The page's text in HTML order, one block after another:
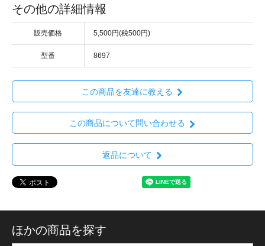
その他の詳細情報
販売価格 5,500円(税500円)
型番 8697
この商品を友達に教える
この商品について問い合わせる
返品について
ほかの商品を探す